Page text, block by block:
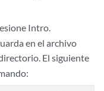
Intro.
en el archivo
El siguiente